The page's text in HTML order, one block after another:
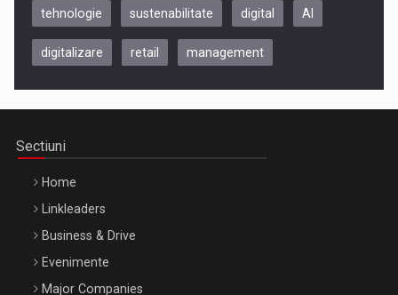
Be Inspired. Make it Happen!, CLUJ, 9 Decembrie
tehnologie sustenabilitate digital AI
digitalizare retail management
Sectiuni
Home
Linkleaders
Business & Drive
Evenimente
Major Companies